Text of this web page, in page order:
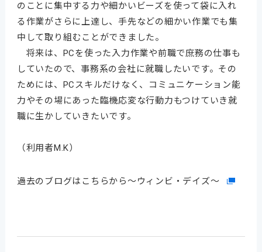
のことに集中する力や細かいビーズを使って袋に入れ
る作業がさらに上達し、手先などの細かい作業でも集
中して取り組むことができました。
将来は、PCを使った入力作業や前職で庶務の仕事も
していたので、事務系の会社に就職したいです。その
ためには、PCスキルだけなく、コミュニケーション能
力やその場にあった臨機応変な行動力もつけていき就
職に生かしていきたいです。
（利用者M.K）
過去のブログはこちらから～ウィンビ・デイズ～